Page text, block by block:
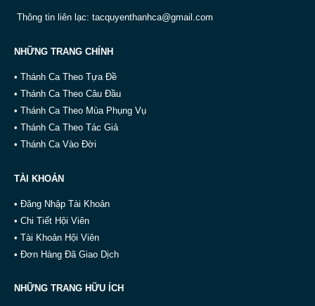
Thông tin liên lạc: tacquyenthanhca@gmail.com
NHỮNG TRANG CHÍNH
• Thánh Ca Theo Tựa Đề
• Thánh Ca Theo Câu Đầu
• Thánh Ca Theo Mùa Phụng Vụ
• Thánh Ca Theo Tác Giả
• Thánh Ca Vào Đời
TÀI KHOẢN
• Đăng Nhập Tài Khoản
• Chi Tiết Hội Viên
• Tài Khoản Hội Viên
• Đơn Hàng Đã Giao Dịch
NHỮNG TRANG HỮU ÍCH